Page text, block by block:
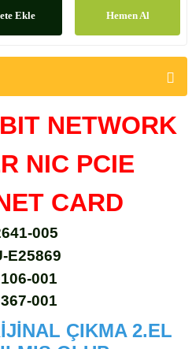
Ekle Hemen Al
NETWORK
NIC PCIE
CARD
005
E25869
001
001
ÇIKMA 2.EL